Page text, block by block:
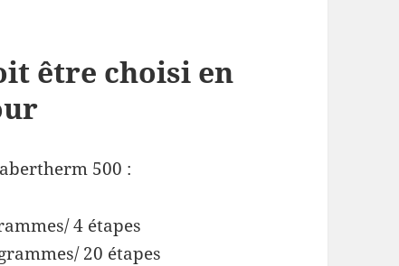
être choisi en
500 :
4 étapes
20 étapes